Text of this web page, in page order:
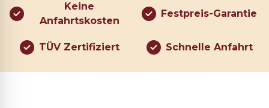
Keine
Anfahrtskosten
Festpreis-Garantie
TÜV Zertifiziert Schnelle Anfahrt